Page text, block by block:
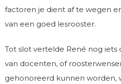
factoren je dient af te wegen
van een goed lesrooster.
Tot slot vertelde René nog
van docenten, of
gehonoreerd kunnen worden,